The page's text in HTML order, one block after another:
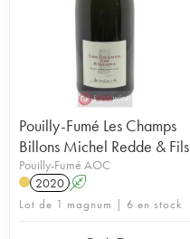
Pouilly-Fumé Les Champs
Billons Michel Redde & Fils
Pouilly-Fumé AOC
2020 A
Lot de 1 magnum | 6 en stock